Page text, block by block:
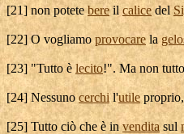
[21] non potetebereil calicedel
[22] O vogliamoprovocare la
[23] "Tutto è lecito!". Ma non
[24] Nessunocerchil'utile
[25] Tutto ciò che è invenditasul